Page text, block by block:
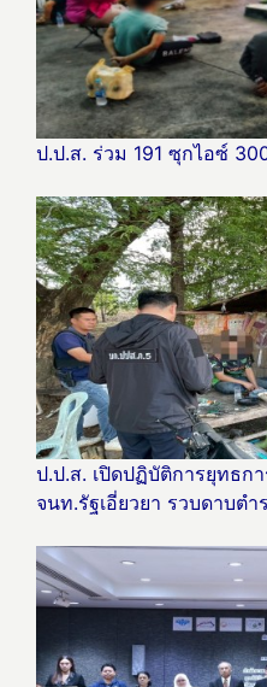
ป.ป.ส. ร่วม 191 ซุกไอซ์
ป.ป.ส. เปิดปฏิบัติการยุทธก
จนท.รัฐเอี่ยวยา รวบดาบต